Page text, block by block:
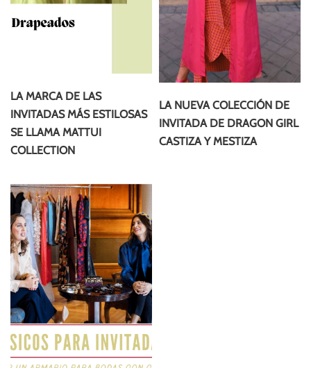
LA MARCA DE LAS
INVITADAS MÁS ESTILOSAS
SE LLAMA MATTUI
COLLECTION
LA NUEVA COLECCIÓN DE
INVITADA DE DRAGON GIRL
CASTIZA Y MESTIZA